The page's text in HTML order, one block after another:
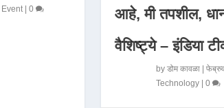
Event|0
आहे, मी तपशील,
वैशिष्ट्ये – इंडिया
by डोम कावळा|
Technology| 0